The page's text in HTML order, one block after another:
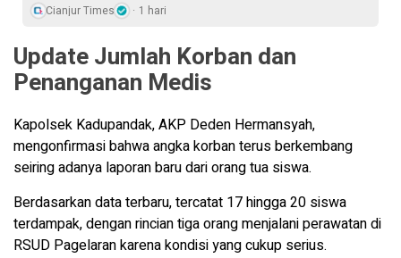
Cianjur Times 1 hari
Update Jumlah Korban dan
Penanganan Medis
Kapolsek Kadupandak, AKP Deden Hermansyah,
mengonfirmasi bahwa angka korban terus berkembang
seiring adanya laporan baru dari orang tua siswa.
Berdasarkan data terbaru, tercatat 17 hingga 20 siswa
terdampak, dengan rincian tiga orang menjalani perawatan di
RSUD Pagelaran karena kondisi yang cukup serius.